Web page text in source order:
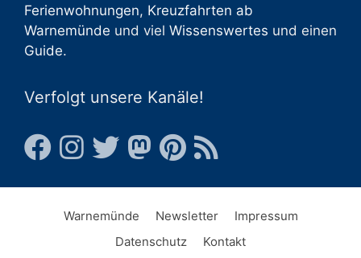
Ferienwohnungen, Kreuzfahrten ab
Warnemünde und viel Wissenswertes und einen
Guide.
Verfolgt unsere Kanäle!
Warnemünde Newsletter
Impressum
Datenschutz
Kontakt